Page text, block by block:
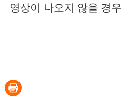
영상이 나오지 않을 경우